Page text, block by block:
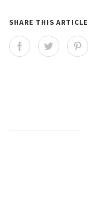
SHARE THIS ARTICLE